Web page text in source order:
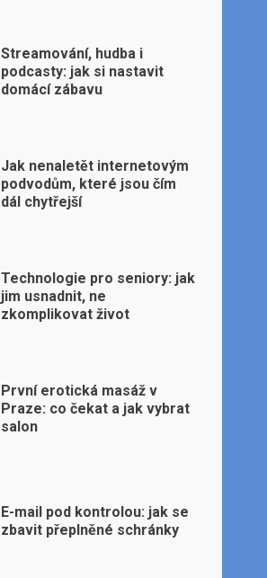
Streamování, hudba i
podcasty: jak si nastavit
domácí zábavu
Jak nenaletět internetovým
podvodům, které jsou čím
dál chytřejší
Technologie pro seniory: jak
jim usnadnit, ne
zkomplikovat život
První erotická masáž v
Praze: co čekat a jak vybrat
salon
E-mail pod kontrolou: jak se
zbavit přeplněné schránky